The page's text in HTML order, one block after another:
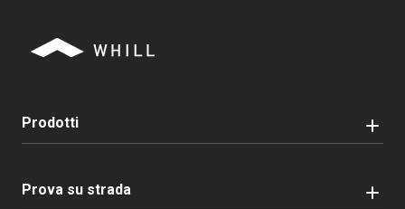
Prodotti
Prova su strada